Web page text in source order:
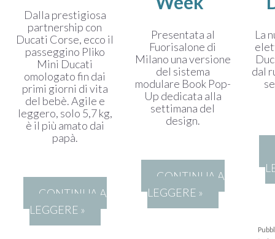
Dalla prestigiosa
partnership con
Ducati Corse, ecco il
passeggino Pliko
Mini Ducati
omologato fin dai
primi giorni di vita
del bebè. Agile e
leggero, solo 5,7 kg,
è il più amato dai
papà.
CONTINUA A
LEGGERE »
Presentata al
Fuorisalone di
Milano una versione
del sistema
modulare Book Pop-
Up dedicata alla
settimana del
design.
CONTINUA A
LEGGERE »
La
dal